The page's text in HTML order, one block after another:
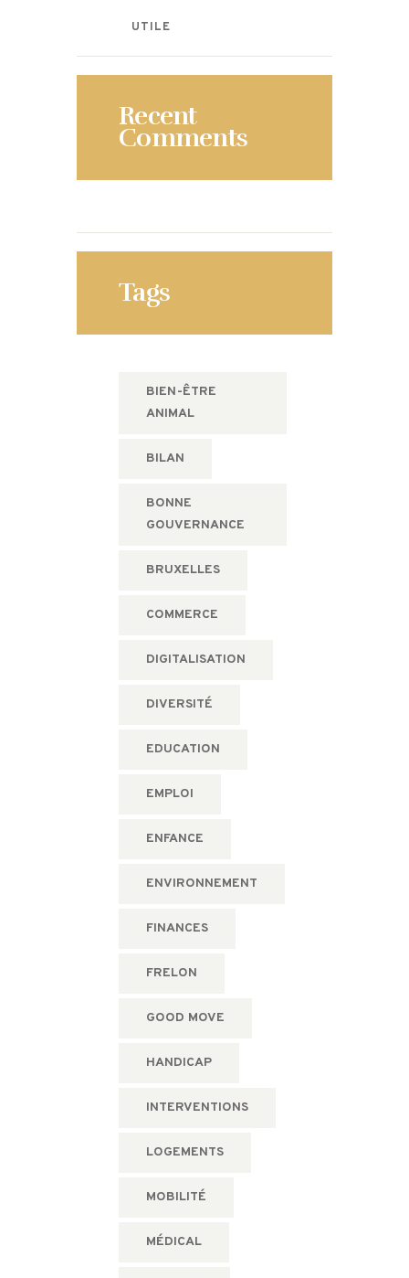
UTILE
Recent
Comments
Tags
BIEN-ÊTRE
ANIMAL
BILAN
BONNE
GOUVERNANCE
BRUXELLES
COMMERCE
DIGITALISATION
DIVERSITÉ
EDUCATION
EMPLOI
ENFANCE
ENVIRONNEMENT
FINANCES
FRELON
GOOD MOVE
HANDICAP
INTERVENTIONS
LOGEMENTS
MOBILITÉ
MÉDICAL